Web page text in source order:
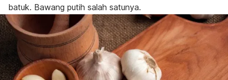
batuk. Bawang putih salah satunya.